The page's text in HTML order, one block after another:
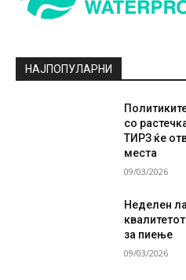
НАЈПОПУЛАРНИ
со
ТИРЗ ќе
места
09/03/2026
Неделен
за пиење
09/03/2026